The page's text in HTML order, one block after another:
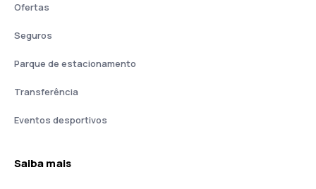
Ofertas
Seguros
Parque de estacionamento
Transferência
Eventos desportivos
Saiba mais